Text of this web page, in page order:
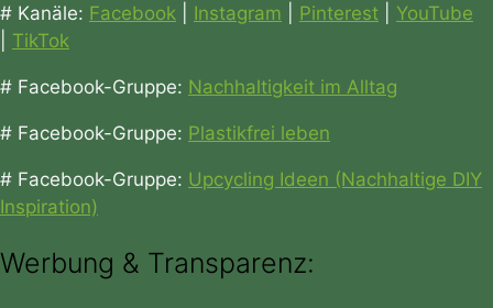
# Kanäle: Facebook Instagram Pinterest
YouTube
TikTok
# Facebook-Gruppe: Nachhaltigkeit im Alltag
# Facebook-Gruppe: Plastikfrei leben
# Facebook-Gruppe: Upcycling Ideen (Nachhaltige DIY
Inspiration)
Werbung & Transparenz: